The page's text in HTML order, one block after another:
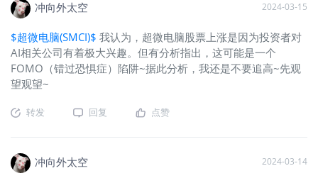
冲向外太空 2024-03-15
$超微电脑(SMCI)$ 我认为，超微电脑股票上涨是因为投资者对
AI相关公司有着极大兴趣。但有分析指出，这可能是一个
FOMO（错过恐惧症）陷阱~据此分析，我还是不要追高~先观
望观望~
转发 回复 点赞
冲向外太空 2024-03-14